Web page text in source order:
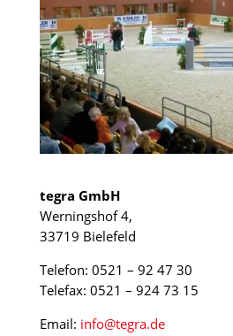
tegra GmbH
Werningshof 4,
33719 Bielefeld
Telefon: 0521 – 92 47 30
Telefax: 0521 – 924 73 15
Email: info@tegra.de